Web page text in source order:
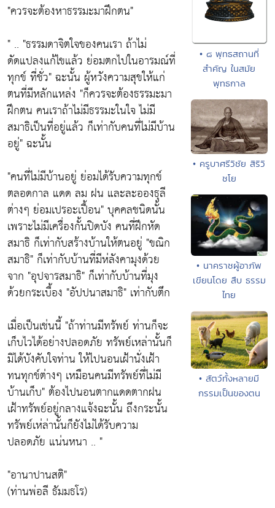
"ควรจะต้องหาธรรมะมาฝึกตน"
" .. "ธรรมดาจิตใจของคนเรา ถ้าไม่
ดัดแปลงแก้ไขแล้ว ย่อมตกไปในอารมณ์ที่
ทุกข์ ที่ชั่ว" ฉะนั้น ผู้หวังความสุขให้แก่
ตนที่มีหลักแหล่ง "ก็ควรจะต้องธรรมะมา
ฝึกตน คนเราถ้าไม่มีธรรมะในใจ ไม่มี
สมาธิเป็นที่อยู่แล้ว ก็เท่ากับคนที่ไม่มีบ้าน
อยู่" ฉะนั้น
"คนที่ไม่มีบ้านอยู่ ย่อมได้รับความทุกข์
ตลอดกาล แดด ลม ฝน และละอองธุลี
ต่างๆ ย่อมเปรอะเปื้อน" บุคคลชนิดนั้น
เพราะไม่มีเครื่องกั้นปิดบัง คนที่ฝึกหัด
สมาธิ ก็เท่ากับสร้างบ้านให้ตนอยู่ "ขณิก
สมาธิ" ก็เท่ากับบ้านที่มีห่ลังคามุงด้วย
จาก "อุปจารสมาธิ" ก็เท่ากับบ้านที่มุง
ด้วยกระเบื้อง "อัปปนาสมาธิ" เท่ากับตึก
เมื่อเป็นเช่นนี้ "ถ้าท่านมีทรัพย์ ท่านก็จะ
เก็บไวได้อย่างปลอดภัย ทรัพย์เหล่านั้นก็
มิได้บังคับใจท่าน ให้ไปนอนเฝ้านั่งเฝ้า
ทนทุกข์ต่างๆ เหมือนคนมีทรัพย์ที่ไม่มี
บ้านเก็บ" ต้องไปนอนตากแดดตากฝน
เฝ้าทรัพย์อยู่กลางแจ้งฉะนั้น ถึงกระนั้น
ทรัพย์เห่ล่านั้นก็ยังไม่ได้รับความ
ปลอดภัย แน่นหนา .. "
"อานาปานสติ"
(ท่านพ่อลี ธัมมธโร)
• ๘ พุทธสถานที่
สำคัญ ในสมัย
พุทธกาล
• ครูบาศรีวิชัย สิริวิ
ชโย
• นาคราชผู้อาภัพ
เขียนโดย สืบ ธรรม
ไทย
• สัตว์ทั้งหลายมี
กรรมเป็นของตน